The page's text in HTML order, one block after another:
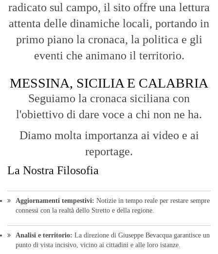
radicato sul campo, il sito offre una lettura
attenta delle dinamiche locali, portando in
primo piano la cronaca, la politica e gli
eventi che animano il territorio.
MESSINA, SICILIA E CALABRIA
Seguiamo la cronaca siciliana con
l'obiettivo di dare voce a chi non ne ha.
Diamo molta importanza ai video e ai
reportage.
La Nostra Filosofia
Aggiornamenti tempestivi: Notizie in tempo reale per restare sempre
connessi con la realtà dello Stretto e della regione.
Analisi e territorio: La direzione di Giuseppe Bevacqua garantisce un
punto di vista incisivo, vicino ai cittadini e alle loro istanze.